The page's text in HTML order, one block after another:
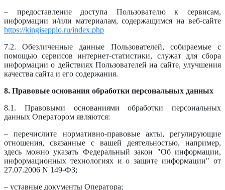
– предоставление доступа Пользователю к сервисам,
информации и/или материалам, содержащимся на веб-сайте
https://kingisepplo.ru/index.php
7.2. Обезличенные данные Пользователей, собираемые с
помощью сервисов интернет-статистики, служат для сбора
информации о действиях Пользователей на сайте, улучшения
качества сайта и его содержания.
8. Правовые основания обработки персональных данных
8.1. Правовыми основаниями обработки персональных
данных Оператором являются:
– перечислите нормативно-правовые акты, регулирующие
отношения, связанные с вашей деятельностью, например,
здесь можно указать Федеральный закон "Об информации,
информационных технологиях и о защите информации" от
27.07.2006 N 149-ФЗ;
– уставные документы Оператора;